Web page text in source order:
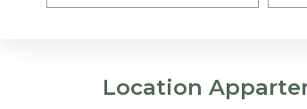
Location